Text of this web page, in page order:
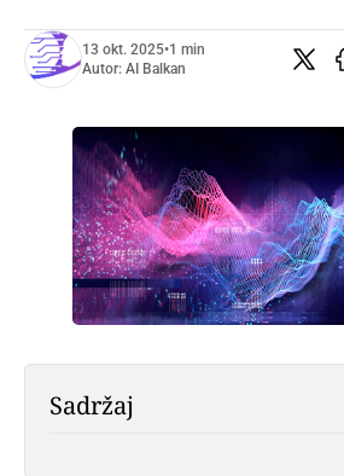
13 okt. 2025•1 min
Autor: AI Balkan
Sadržaj